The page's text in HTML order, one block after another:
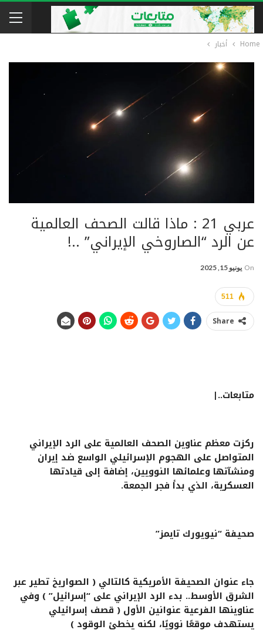
Home أخبار
عربي 21 : ماذا قالت الصحف العالمية
عن الرد “الصاروخي الإيراني” ..!
On يونيو 15, 2025
511
Share
متابعات..|
ركزت معظم عناوين الصحف العالمية على الرد الإيراني
المتواصل على الهجوم الإسرائيلي الواسع ضد إيران
ومنشآتها وعلمائها النوويين، إضافة إلى قيادتها
العسكرية، الذي بدأ فجر الجمعة.
صحيفة “نيويورك تايمز”
جاء عنوان الصحيفة الأمريكية كالتالي ( الصواريخ تطير عبر
الشرق الأوسط.. بدء الرد الإيراني على “إسرائيل” ) وفي
عناوينها الفرعية عنوانين الأول ( قصف إسرائيلي
يستهدف موقعًا نوويًا، لكنه يخطئ الوقود )